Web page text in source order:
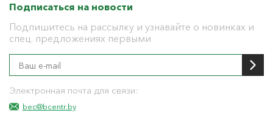
Подписаться на новости
Подпишитесь на рассылку и узнавайте о новинках и
спец. предложениях первыми
Электронная почта для связи:
bec@bcentr.by